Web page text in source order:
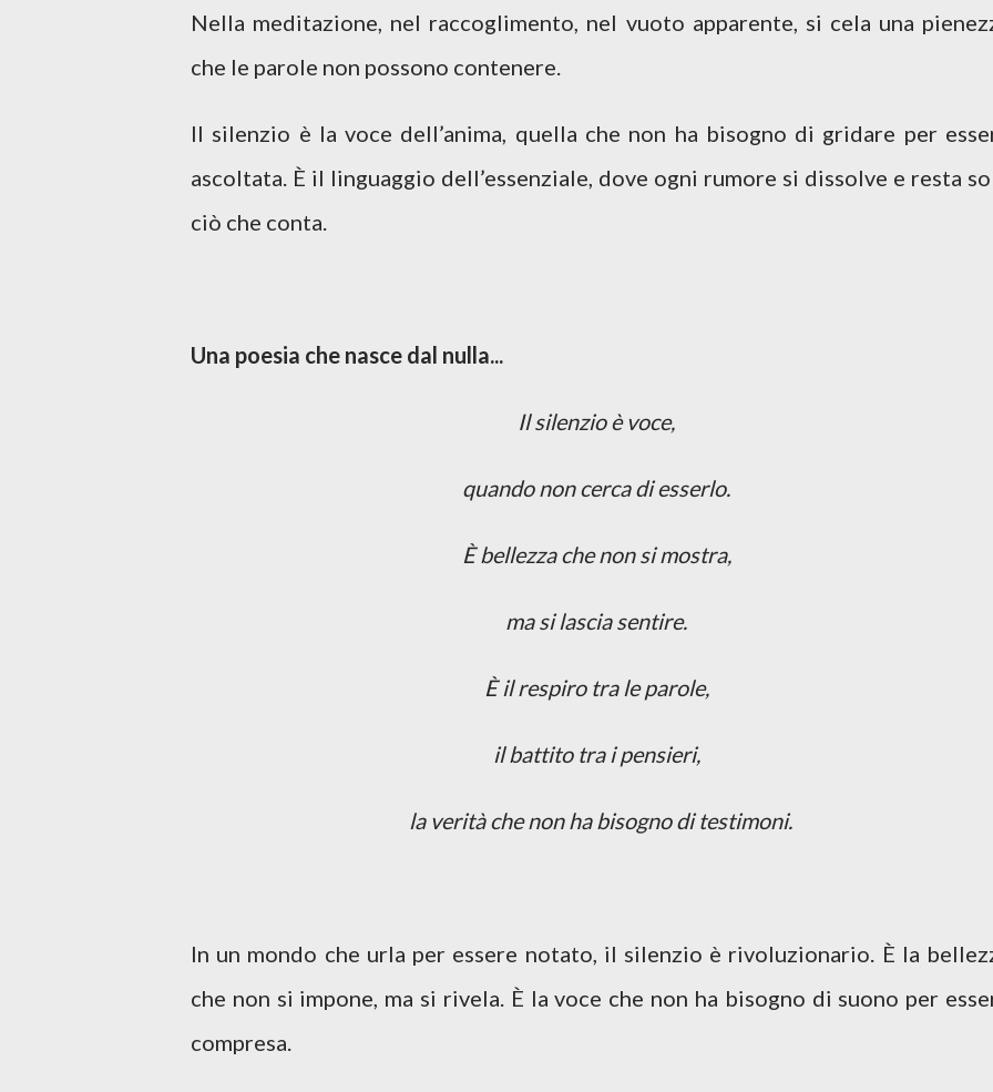
Nella meditazione, nel raccoglimento, nel vuoto apparente, si cela una
che le parole non possono contenere.
Il silenzio è la voce dell’anima, quella che non ha bisogno di gridare per
ascoltata. È il linguaggio dell’essenziale, dove ogni rumore si dissolve e resta
ciò che conta.
Una poesia che nasce dal nulla...
Il silenzio è voce,
quando non cerca di esserlo.
È bellezza che non si mostra,
ma si lascia sentire.
È il respiro tra le parole,
il battito tra i pensieri,
la verità che non ha bisogno di testimoni.
In un mondo che urla per essere notato, il silenzio è rivoluzionario. È la
che non si impone, ma si rivela. È la voce che non ha bisogno di suono per
compresa.